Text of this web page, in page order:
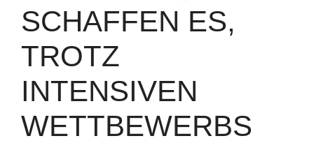
SCHAFFEN ES,
TROTZ
INTENSIVEN
WETTBEWERBS